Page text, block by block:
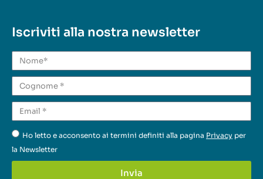
Iscriviti alla nostra newsletter
Ho letto e acconsento ai termini definiti alla pagina Privacy per
la Newsletter
Invia